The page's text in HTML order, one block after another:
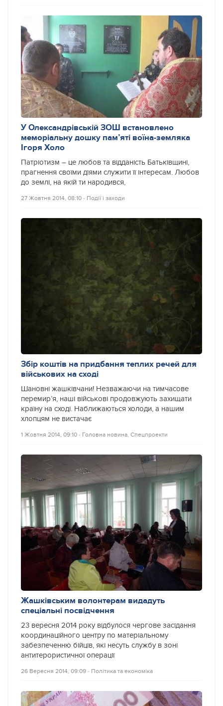
У Олександрівській ЗОШ встановлено
меморіальну дошку пам’яті воїна-земляка
Ігоря Холо
Патріотизм – це любов та відданість Батьківщині,
прагнення своїми діями служити її інтересам. Любов
до землі, на якій ти народився,
27 Жовтня 2014, 08:10 ‐ Події і заходи
Збір коштів на придбання теплих речей для
військових на сході
Шановні жашківчани! Незважаючи на тимчасове
перемир’я, наші військові продовжують захищати
країну на сході. Наближаються холоди, а нашим
хлопцям не вистачає
1 Жовтня 2014, 09:10 ‐ Головна новина, Спецпроекти
Жашківським волонтерам видадуть
спеціальні посвідчення
23 вересня 2014 року відбулося чергове засідання
координаційного центру по матеріальному
забезпеченню бійців, які несуть службу в зоні
антитерористичної операції
26 Вересня 2014, 09:09 ‐ Політика та економіка